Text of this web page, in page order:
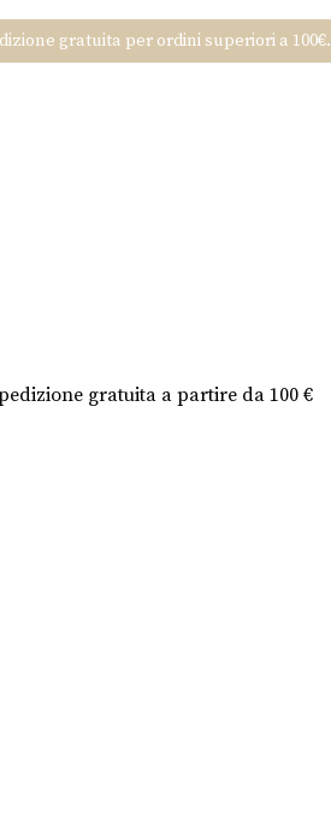
gratuita per ordini superiori a 100€.
gratuita a partire da 100 €